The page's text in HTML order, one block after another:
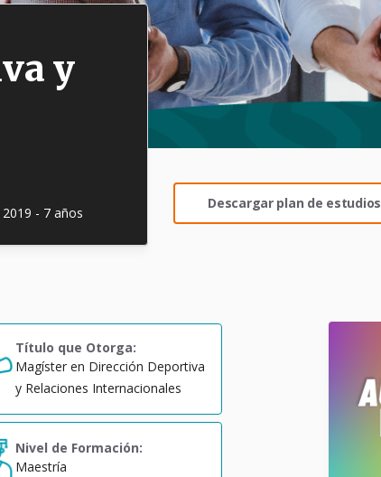
y
- 7 años
Descargar plan de estudios
Título que Otorga:
Magíster en Dirección Deportiva
y Relaciones Internacionales
Nivel de Formación:
Maestría